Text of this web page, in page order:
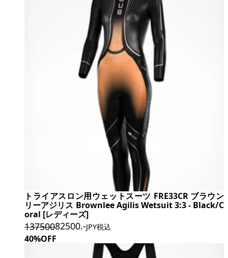
トライアスロン用ウェットスーツ FRE33CR ブラウン
リーアジリス Brownlee Agilis Wetsuit 3:3 - Black/C
oral [レディーズ]
13750082500.-JPY税込
40%OFF